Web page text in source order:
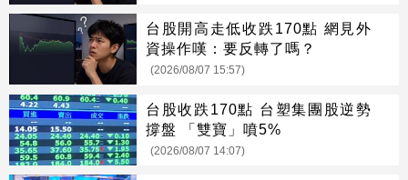
台股開高走低收跌170點 網見外
資操作嘆：要反轉了嗎？
(2026/08/07 15:57)
台股收跌170點 台塑集團股逆勢
撐盤 「雙寶」噴5%
(2026/08/07 14:07)